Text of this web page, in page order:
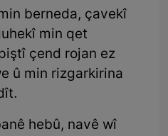
berneda, çavekî
min qet
çend rojan ez
û min rizgarkirina
hebû, navê wî